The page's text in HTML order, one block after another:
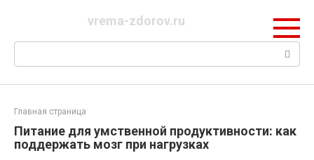
vrema-zdorov.ru
Поиск:
Главная страница
Питание для умственной продуктивности: как
поддержать мозг при нагрузках